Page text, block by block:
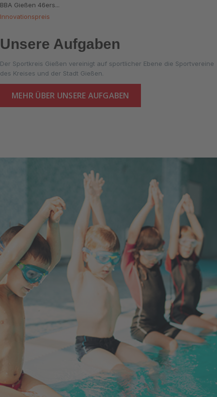
BBA Gießen 46ers...
Innovationspreis
Unsere Aufgaben
Der Sportkreis Gießen vereinigt auf sportlicher Ebene die Sportvereine
des Kreises und der Stadt Gießen.
MEHR ÜBER UNSERE AUFGABEN